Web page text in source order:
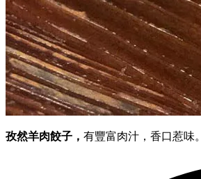
孜然羊肉餃子， 有豐富肉汁，香口惹味。